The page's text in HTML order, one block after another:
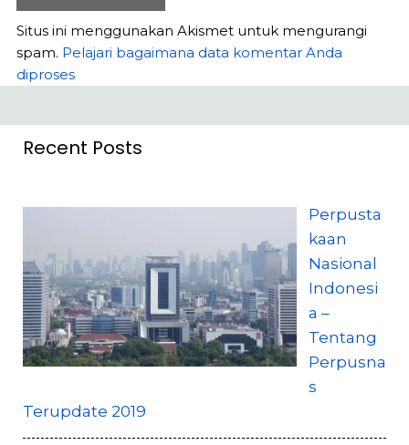
Situs ini menggunakan Akismet untuk mengurangi
spam. Pelajari bagaimana data komentar Anda
diproses
Recent Posts
Perpusta
kaan
Nasional
Indonesi
a –
Tentang
Perpusna
s
Terupdate 2019